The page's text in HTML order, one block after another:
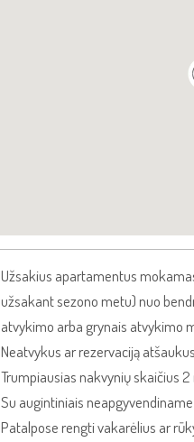
Užsakius apartamentus
užsakant sezono metu) nuo
atvykimo arba grynais atvykimo
Neatvykus ar rezervaciją
Trumpiausias nakvynių skaičius
Su augintiniais neapgyvendiname
Patalpose rengti vakarėlius ar